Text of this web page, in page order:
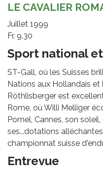
LE CAVALIER
Juillet 1999
Fr. 9.30
Sport national
ST-Gall, où les Suisses
Nations aux Hollandais et
Röthlisberger est
Rome, où Willi Melliger
Pomel, Cannes, son
ses...dotations
championnat suisse
Entrevue